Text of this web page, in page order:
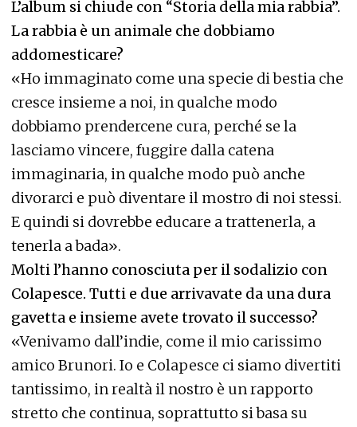
L’album si chiude con “Storia della mia rabbia”.
La rabbia è un animale che dobbiamo
addomesticare?
«Ho immaginato come una specie di bestia che
cresce insieme a noi, in qualche modo
dobbiamo prendercene cura, perché se la
lasciamo vincere, fuggire dalla catena
immaginaria, in qualche modo può anche
divorarci e può diventare il mostro di noi stessi.
E quindi si dovrebbe educare a trattenerla, a
tenerla a bada».
Molti l’hanno conosciuta per il sodalizio con
Colapesce. Tutti e due arrivavate da una dura
gavetta e insieme avete trovato il successo?
«Venivamo dall’indie, come il mio carissimo
amico Brunori. Io e Colapesce ci siamo divertiti
tantissimo, in realtà il nostro è un rapporto
stretto che continua, soprattutto si basa su